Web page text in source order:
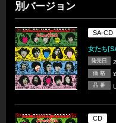
別バージョン
SA-CD
女たち
発売日
価 格
品 番
CD